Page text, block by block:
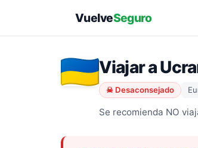
VuelveSeguro
Viajar a
☠ Desaconsejado
Se recomienda NO